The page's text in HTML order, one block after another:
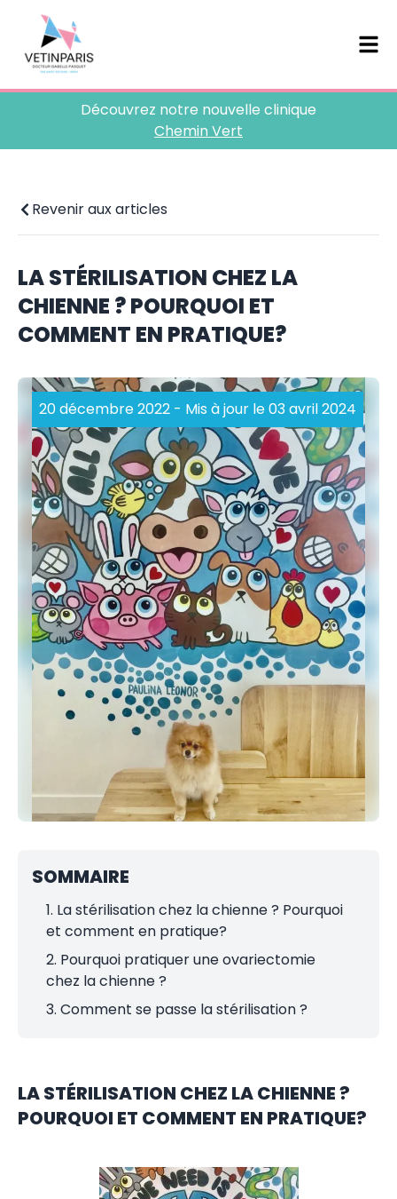
Découvrez notre nouvelle clinique
Chemin Vert
Revenir aux articles
LA STÉRILISATION CHEZ LA
CHIENNE ? POURQUOI ET
COMMENT EN PRATIQUE?
20 décembre 2022 - Mis à jour le 03 avril 2024
SOMMAIRE
1. La stérilisation chez la chienne ? Pourquoi
et comment en pratique?
2. Pourquoi pratiquer une ovariectomie
chez la chienne ?
3. Comment se passe la stérilisation ?
LA STÉRILISATION CHEZ LA CHIENNE ?
POURQUOI ET COMMENT EN PRATIQUE?